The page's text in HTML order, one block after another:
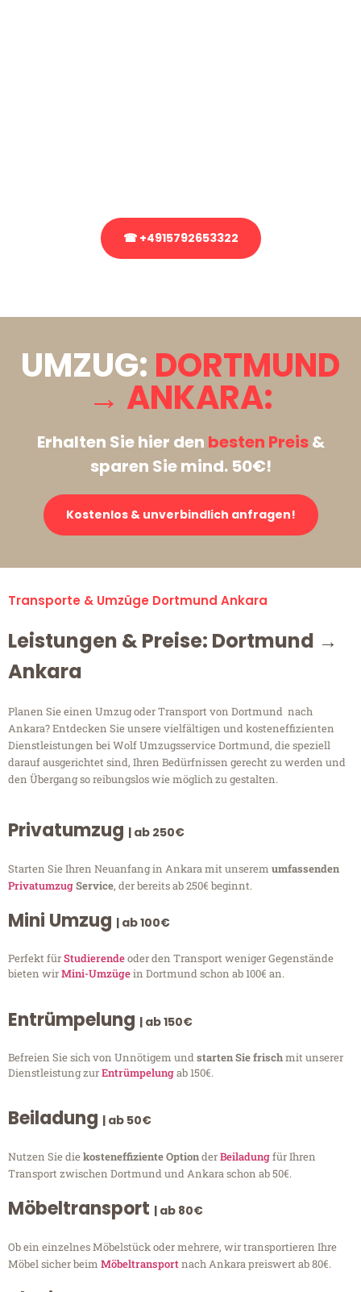
☎ +4915792653322
UMZUG: DORTMUND
→ ANKARA:
Erhalten Sie hier den besten Preis&
sparen Sie mind. 50€!
Kostenlos & unverbindlich anfragen!
Transporte & Umzüge Dortmund Ankara
Leistungen & Preise: Dortmund →
Ankara
Planen Sie einen Umzug oder Transport von Dortmund nach
Ankara? Entdecken Sie unsere vielfältigen und kosteneffizienten
Dienstleistungen bei Wolf Umzugsservice Dortmund, die speziell
darauf ausgerichtet sind, Ihren Bedürfnissen gerecht zu werden und
den Übergang so reibungslos wie möglich zu gestalten.
Privatumzug | ab 250€
Starten Sie Ihren Neuanfang in Ankara mit unserem umfassenden
PrivatumzugService, der bereits ab 250€ beginnt.
Mini Umzug | ab 100€
Perfekt fürStudierendeoder den Transport weniger Gegenstände
bieten wirMini-Umzügein Dortmund schon ab 100€ an.
Entrümpelung | ab 150€
Befreien Sie sich von Unnötigem undstarten Sie frischmit unserer
Dienstleistung zurEntrümpelungab 150€.
Beiladung | ab 50€
Nutzen Sie diekosteneffiziente OptionderBeiladungfür Ihren
Transport zwischen Dortmund und Ankara schon ab 50€.
Möbeltransport | ab 80€
Ob ein einzelnes Möbelstück oder mehrere, wir transportieren Ihre
Möbel sicher beim Möbeltransportnach Ankara preiswert ab 80€.